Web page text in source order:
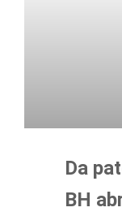
Da
BH